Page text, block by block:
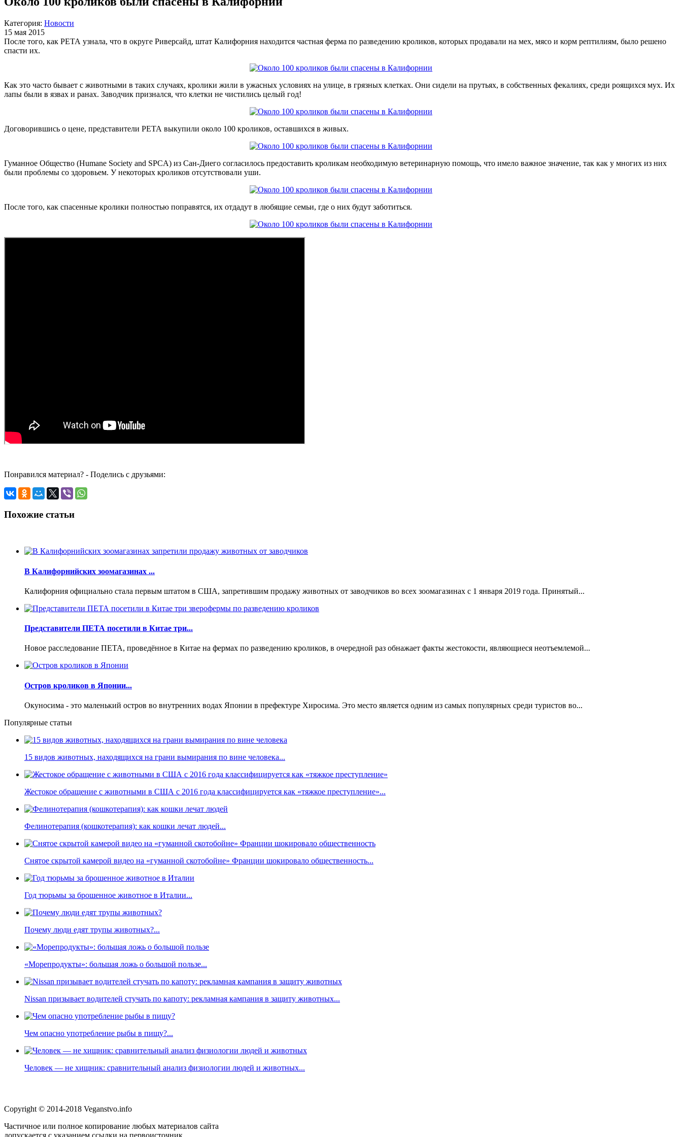
Категория: Новости
15 мая 2015
После того, как РЕТА узнала, что в округе Риверсайд, штат Калифорния находится частная ферма по разведению кроликов, которых продавали на мех, мясо и корм рептилиям, было решено
спасти их.
Как это часто бывает с животными в таких случаях, кролики жили в ужасных условиях на улице, в грязных клетках. Они сидели на прутьях, в собственных фекалиях, среди роящихся мух. Их
лапы были в язвах и ранах. Заводчик признался, что клетки не чистились целый год!
Договорившись о цене, представители РЕТА выкупили около 100 кроликов, оставшихся в живых.
Гуманное Общество (Humane Society and SPCA) из Сан-Диего согласилось предоставить кроликам необходимую ветеринарную помощь, что имело важное значение, так как у многих из них
были проблемы со здоровьем. У некоторых кроликов отсутствовали уши.
После того, как спасенные кролики полностью поправятся, их отдадут в любящие семьи, где о них будут заботиться.
Понравился материал? - Поделись с друзьями:
Похожие статьи
В Калифорнийских зоомагазинах ...
Калифорния официально стала первым штатом в США, запретившим продажу животных от заводчиков во всех зоомагазинах с 1 января 2019 года. Принятый...
Представители ПЕТА посетили в Китае три...
Новое расследование ПЕТА, проведённое в Китае на фермах по разведению кроликов, в очередной раз обнажает факты жестокости, являющиеся неотъемлемой...
Остров кроликов в Японии...
Окуносима - это маленький остров во внутренних водах Японии в префектуре Хиросима. Это место является одним из самых популярных среди туристов во...
Популярные статьи
15 видов животных, находящихся на грани вымирания по вине человека...
Жестокое обращение с животными в США с 2016 года классифицируется как «тяжкое преступление»...
Фелинотерапия (кошкотерапия): как кошки лечат людей...
Снятое скрытой камерой видео на «гуманной скотобойне» Франции шокировало общественность...
Год тюрьмы за брошенное животное в Италии...
Почему люди едят трупы животных?...
«Морепродукты»: большая ложь о большой пользе...
Nissan призывает водителей стучать по капоту: рекламная кампания в защиту животных...
Чем опасно употребление рыбы в пищу?...
Человек — не хищник: сравнительный анализ физиологии людей и животных...
Copyright © 2014-2018 Veganstvo.info
Частичное или полное копирование любых материалов сайта
допускается с указанием ссылки на первоисточник.